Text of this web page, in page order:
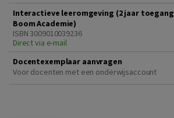
Interactieve leeromgeving (2 jaar
Boom Academie)
ISBN 3009010039236
Direct via e-mail
Docentexemplaar aanvragen
Voor docenten met een onderwijsaccount